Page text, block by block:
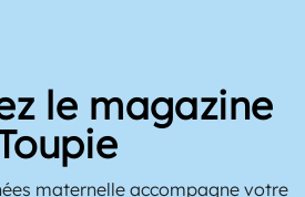
le magazine
maternelle accompagne votre